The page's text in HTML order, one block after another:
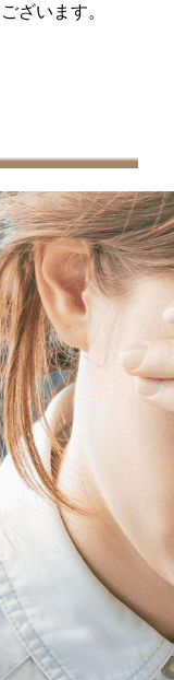
ざいます。